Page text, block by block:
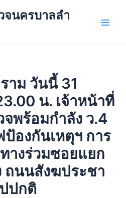
จนครบาลลำ
าม วันนี้ 31
น. เจ้าหน้าที่
พร้อมกำลัง ว.4
องกันเหตุฯ การ
างร่วมซอยแยก
ถนนสังฆประชา
ปกติ